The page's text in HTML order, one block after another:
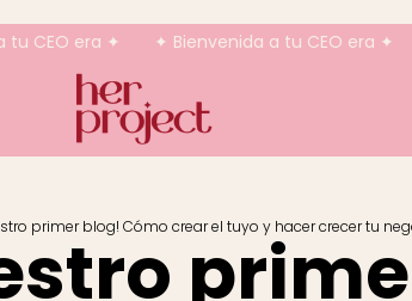
✦ ✦ Bienvenida a tu CEO era ✦ ✦
primer blog! Cómo crear el tuyo y hacer crecer tu